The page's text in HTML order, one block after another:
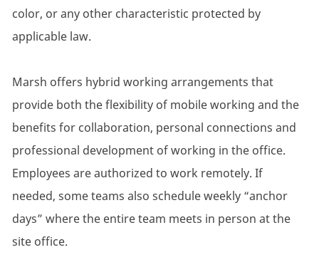
color, or any other characteristic protected by
applicable law.
Marsh offers hybrid working arrangements that
provide both the flexibility of mobile working and the
benefits for collaboration, personal connections and
professional development of working in the office.
Employees are authorized to work remotely. If
needed, some teams also schedule weekly “anchor
days” where the entire team meets in person at the
site office.